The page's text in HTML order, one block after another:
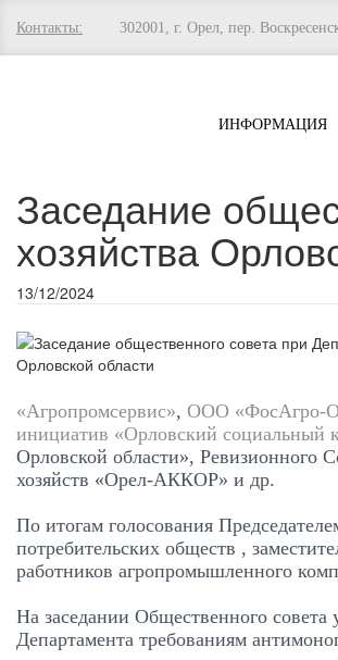
Контакты: 302001, г. Орел, пер.
ИНФОРМАЦИЯ
Заседание
хозяйства
13/12/2024
«Агропромсервис», ООО «ФосАгро-
инициатив «Орловский социальный
Орловской области», Ревизионного
хозяйств «Орел-АККОР» и др.
По итогам голосования
потребительских обществ ,
работников агропромышленного
На заседании Общественного совета
Департамента требованиям